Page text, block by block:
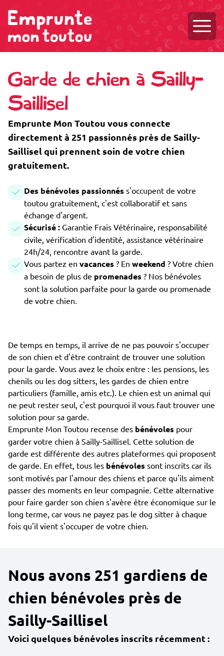
Garde de chien à Sailly-
Saillisel
Emprunte Mon Toutou vous connecte
directement à 251 passionnés près de Sailly-
Saillisel qui prennent soin de votre chien
gratuitement.
Des bénévoles passionnés s'occupent de votre
toutou gratuitement, c'est collaboratif et sans
échange d'argent.
Sécurisé : Garantie Frais Vétérinaire, responsabilité
civile, vérification d'identité, assistance vétérinaire
24h/24, rencontre avant la garde.
Vous partez en vacances ? En weekend ? Votre chien
a besoin de plus de promenades ? Nos bénévoles
sont la solution parfaite pour la garde ou promenade
de votre chien.
De temps en temps, il arrive de ne pas pouvoir s'occuper
de son chien et d'être contraint de trouver une solution
pour la garde. Vous avez le choix entre : les pensions, les
chenils ou les dog sitters, les gardes de chien entre
particuliers (famille, amis etc.). Le chien est un animal qui
ne peut rester seul, c'est pourquoi il vous faut trouver une
solution pour sa garde.
Emprunte Mon Toutou recense des bénévoles pour
garder votre chien à Sailly-Saillisel. Cette solution de
garde est différente des autres plateformes qui proposent
de garde. En effet, tous les bénévoles sont inscrits car ils
sont motivés par l'amour des chiens et parce qu'ils aiment
passer des moments en leur compagnie. Cette alternative
pour faire garder son chien s'avère être économique sur le
long terme, car vous ne payez pas le dog sitter à chaque
fois qu'il vient s'occuper de votre chien.
Nous avons 251 gardiens de
chien bénévoles près de
Sailly-Saillisel
Voici quelques bénévoles inscrits récemment :